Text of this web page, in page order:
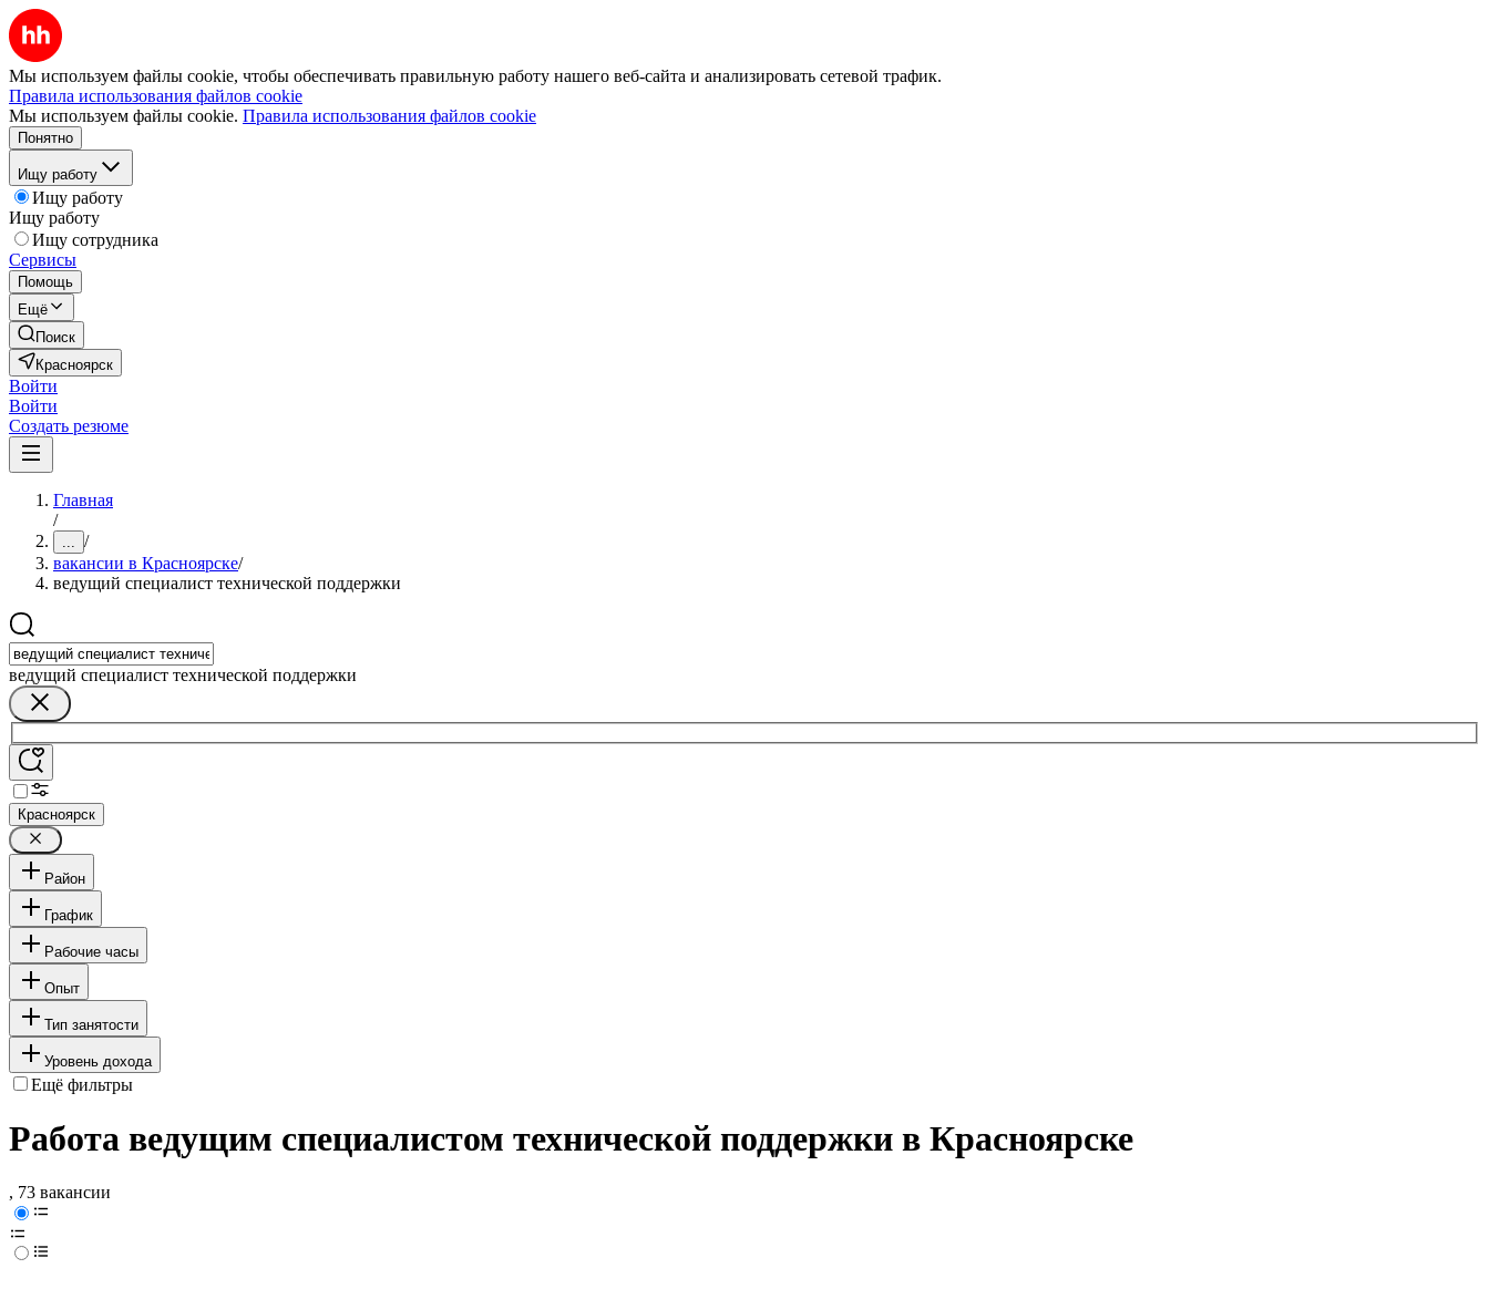
Мы используем файлы cookie, чтобы обеспечивать правильную работу нашего веб-сайта и анализировать сетевой трафик.
Правила использования файлов cookie
Мы используем файлы cookie. Правила использования файлов cookie
Понятно
Ищу работу
Ищу работу
Ищу работу
Ищу сотрудника
Сервисы
Помощь
Ещё
Поиск
Красноярск
Войти
Войти
Создать резюме
Главная
/
... /
вакансии в Красноярске/
ведущий специалист технической поддержки
ведущий специалист технической поддержки
Красноярск
Район
График
Рабочие часы
Опыт
Тип занятости
Уровень дохода
Ещё фильтры
Работа ведущим специалистом технической поддержки в Красноярске
, 73 вакансии